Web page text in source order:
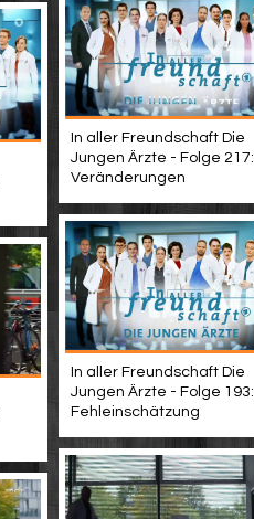
In aller Freundschaft Die
Jungen Ärzte - Folge 217:
Veränderungen
In aller Freundschaft Die
Jungen Ärzte - Folge 193:
Fehleinschätzung